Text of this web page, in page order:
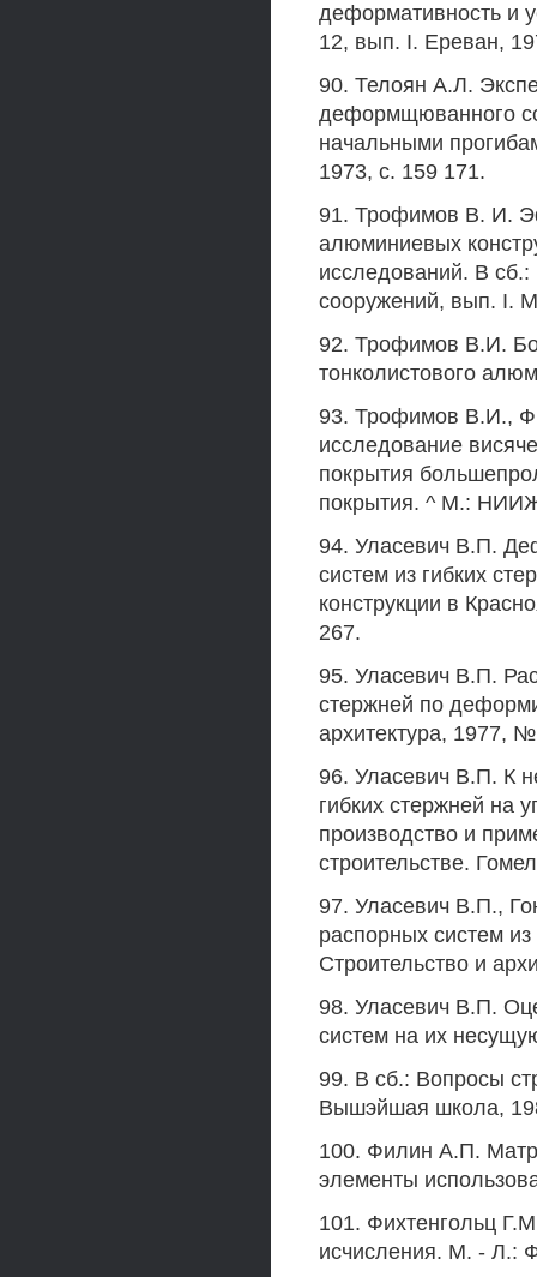
деформативность и
12, вып. I. Ереван,
90. Телоян А.Л.
деформщюванного
начальными
1973, с. 159 171.
91. Трофимов В. И.
алюминиевых
исследований. В сб.:
сооружений, вып. I.
92. Трофимов В.И.
тонколистового
93. Трофимов В.И.,
исследование
покрытия
покрытия. ^ М.:
94. Уласевич В.П.
систем из гибких
конструкции в
267.
95. Уласевич В.П.
стержней по
архитектура, 1977,
96. Уласевич В.П. К
гибких стержней на
производство и
строительстве.
97. Уласевич В.П.,
распорных систем
Строительство и
98. Уласевич В.П.
систем на их
99. В сб.: Вопросы
Вышэйшая школа,
100. Филин А.П.
элементы
101. Фихтенгольц
исчисления. М. - Л.: